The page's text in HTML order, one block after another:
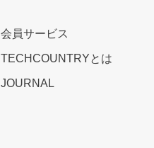
会員サービス
TECHCOUNTRYとは
JOURNAL